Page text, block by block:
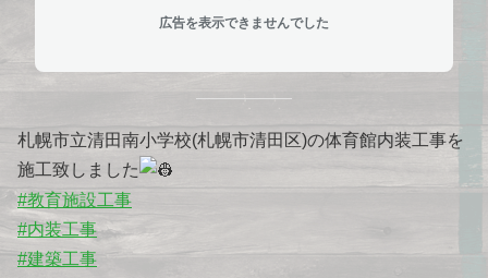
広告を表示できませんでした
札幌市立清田南小学校(札幌市清田区)の体育館内装工事を
施工致しました
#教育施設工事
#内装工事
#建築工事